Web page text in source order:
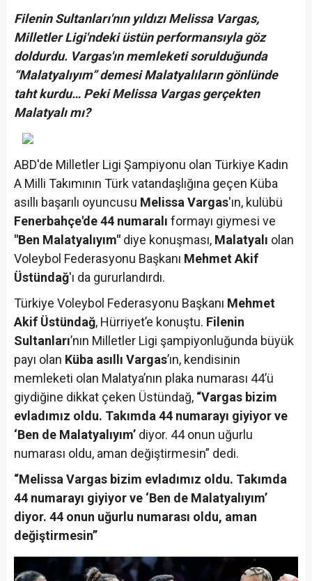
Filenin Sultanları'nın yıldızı Melissa Vargas,
Milletler Ligi'ndeki üstün performansıyla göz
doldurdu. Vargas'ın memleketi sorulduğunda
“Malatyalıyım” demesi Malatyalıların gönlünde
taht kurdu… Peki Melissa Vargas gerçekten
Malatyalı mı?
ABD'de Milletler Ligi Şampiyonu olan Türkiye Kadın
A Milli Takımının Türk vatandaşlığına geçen Küba
asıllı başarılı oyuncusu Melissa Vargas'ın, kulübü
Fenerbahçe'de 44 numaralı formayı giymesi ve
"Ben Malatyalıyım" diye konuşması, Malatyalı olan
Voleybol Federasyonu Başkanı Mehmet Akif
Üstündağ'ı da gururlandırdı.
Türkiye Voleybol Federasyonu Başkanı Mehmet
Akif Üstündağ, Hürriyet’e konuştu. Filenin
Sultanları’nın Milletler Ligi şampiyonluğunda büyük
payı olan Küba asıllı Vargas’ın, kendisinin
memleketi olan Malatya’nın plaka numarası 44’ü
giydiğine dikkat çeken Üstündağ, “Vargas bizim
evladımız oldu. Takımda 44 numarayı giyiyor ve
‘Ben de Malatyalıyım’ diyor. 44 onun uğurlu
numarası oldu, aman değiştirmesin” dedi.
“Melissa Vargas bizim evladımız oldu. Takımda
44 numarayı giyiyor ve ‘Ben de Malatyalıyım’
diyor. 44 onun uğurlu numarası oldu, aman
değiştirmesin”